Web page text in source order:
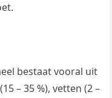
bestaat vooral uit
– 35 %), vetten (2 –